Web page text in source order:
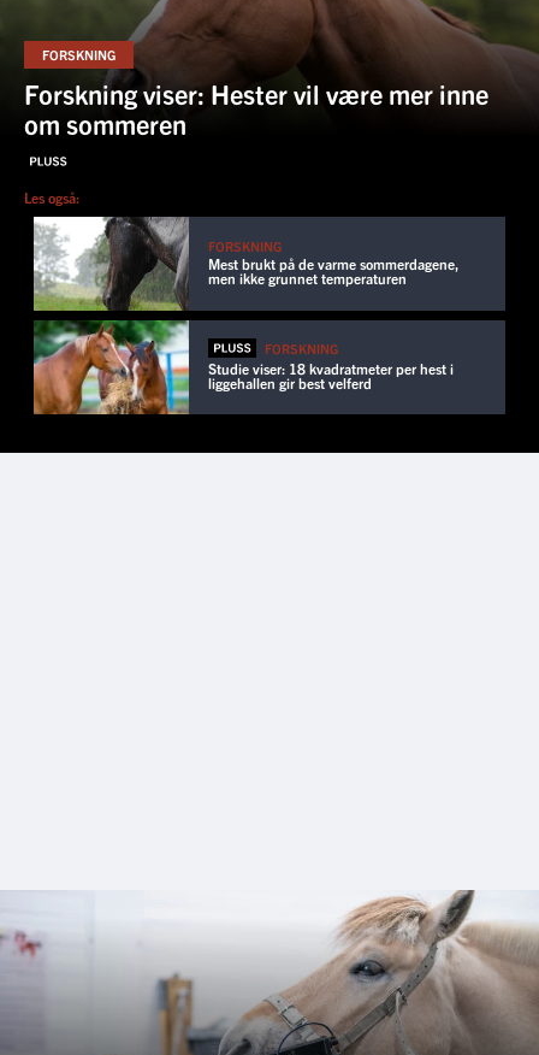
FORSKNING
Forskning viser: Hester vil være mer inne
om sommeren
Les også:
FORSKNING
Mest brukt på de varme sommerdagene,
men ikke grunnet temperaturen
FORSKNING
Studie viser: 18 kvadratmeter per hest i
liggehallen gir best velferd